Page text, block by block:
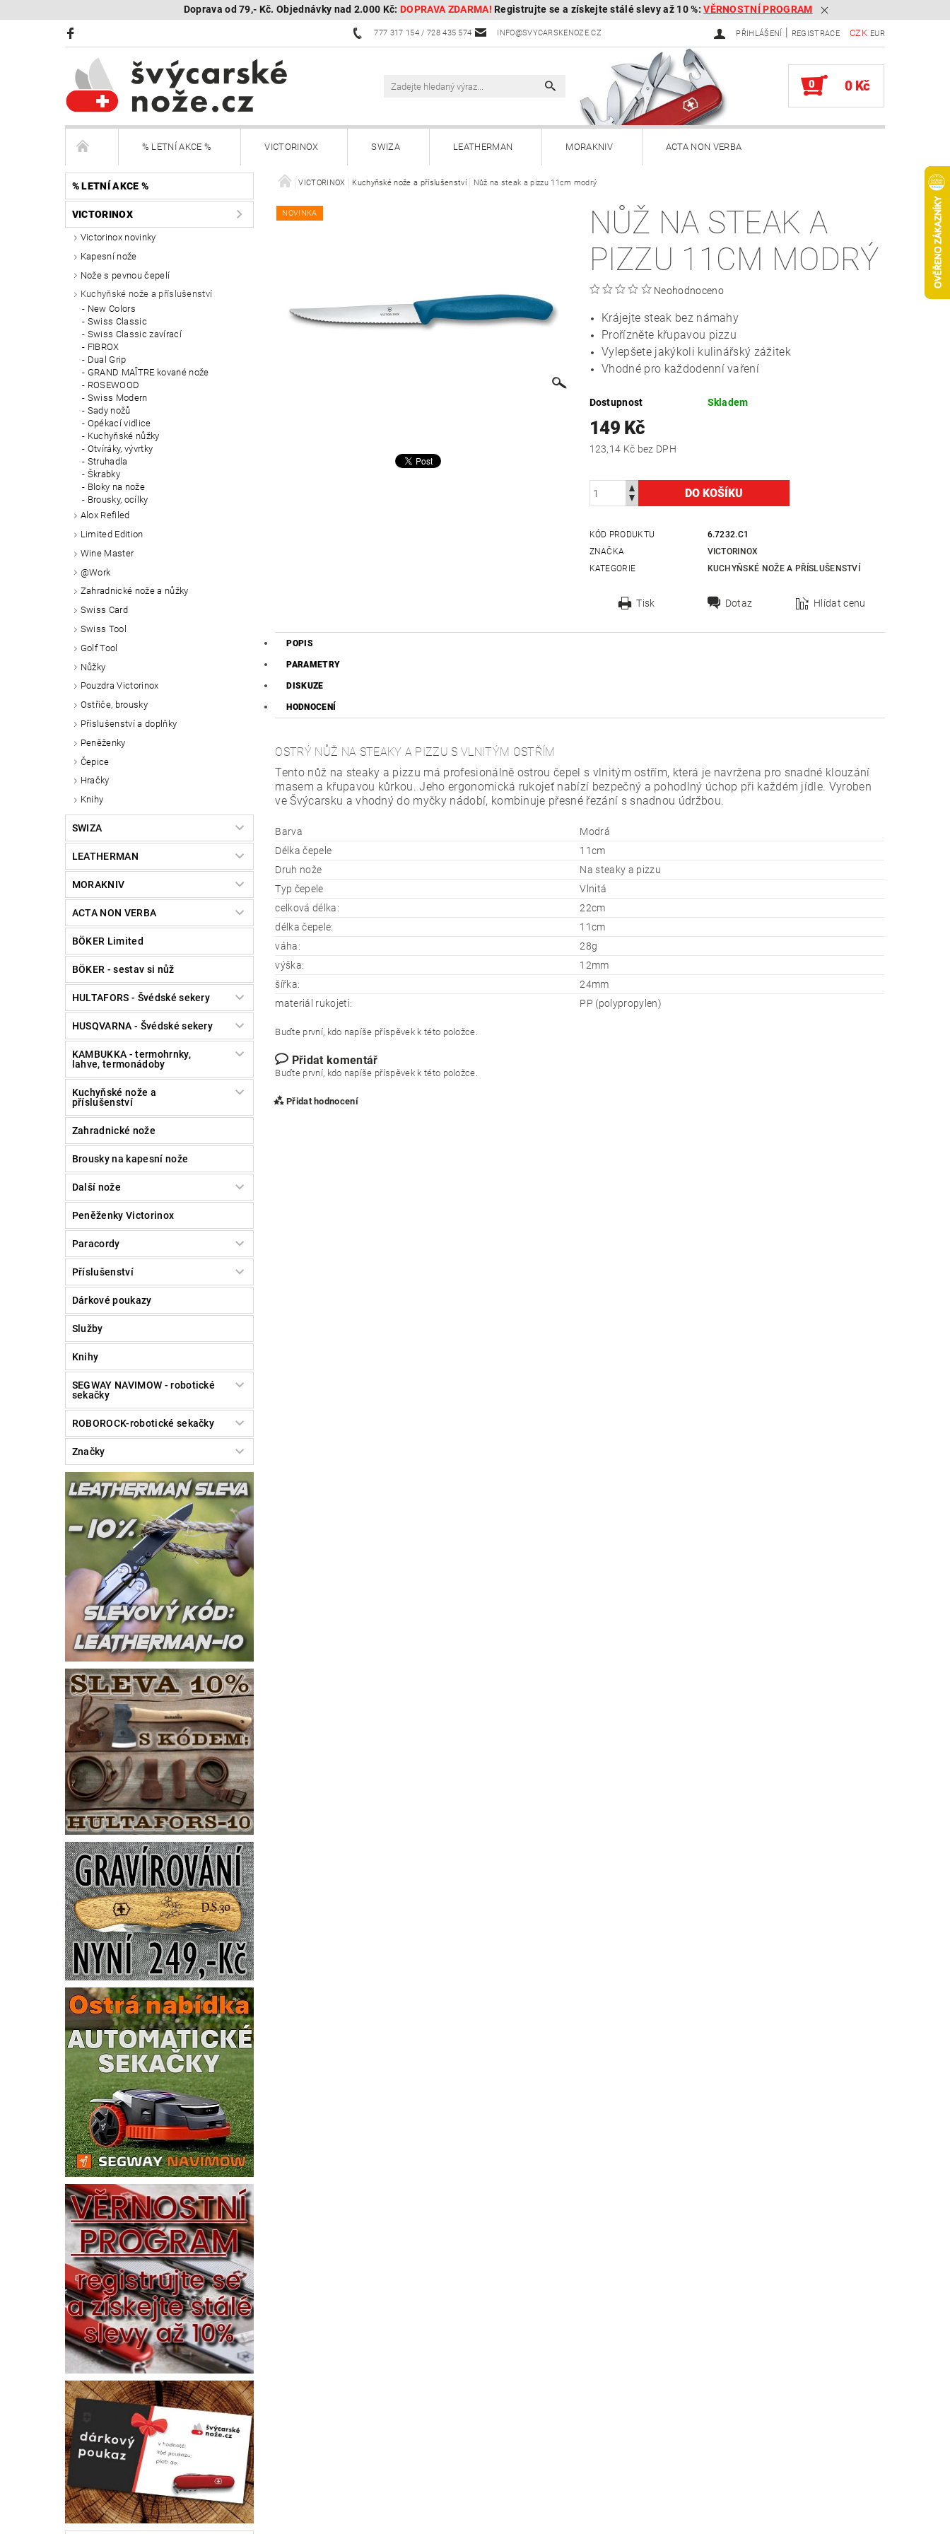
Doprava od 79,- Kč. Objednávky nad 2.000 Kč: DOPRAVA ZDARMA! Registrujte se a získejte stálé slevy až 10 %:VĚRNOSTNÍ PROGRAM
777 317 154 / 728 435 574 INFO@SVYCARSKENOZE.CZ CZK EUR
PŘIHLÁŠENÍ | REGISTRACE
0 0 Kč
% LETNÍ AKCE % VICTORINOX SWIZA LEATHERMAN MORAKNIV ACTA NON VERBA
BÖKER Limited BÖKER - sestav si nůž HULTAFORS - Švédské sekery HUSQVARNA - Švédské sekery
KAMBUKKA - termohrnky, lahve, termonádoby Brousky na kapesní nože
Další nože Dárkové poukazy Knihy
SEGWAY NAVIMOW - robotické sekačky Kontakty Vrácení, výměna zboží, reklamace
% LETNÍ AKCE %
VICTORINOX
Victorinox novinky
Kapesní nože
Nože s pevnou čepelí
Kuchyňské nože a příslušenství
New Colors
Swiss Classic
Swiss Classic zavírací
FIBROX
Dual Grip
GRAND MAÎTRE kované nože
ROSEWOOD
Swiss Modern
Sady nožů
Opékací vidlice
Kuchyňské nůžky
Otvíráky, vývrtky
Struhadla
Škrabky
Bloky na nože
Brousky, ocílky
Alox Refiled
Limited Edition
Wine Master
@Work
Zahradnické nože a nůžky
Swiss Card
Swiss Tool
Golf Tool
Nůžky
Pouzdra Victorinox
Ostřiče, brousky
Příslušenství a doplňky
Peněženky
Čepice
Hračky
Knihy
SWIZA
LEATHERMAN
MORAKNIV
ACTA NON VERBA
BÖKER Limited
BÖKER - sestav si nůž
HULTAFORS - Švédské sekery
HUSQVARNA - Švédské sekery
KAMBUKKA - termohrnky,
lahve, termonádoby
Kuchyňské nože a
příslušenství
Zahradnické nože
Brousky na kapesní nože
Další nože
Peněženky Victorinox
Paracordy
Příslušenství
Dárkové poukazy
Služby
Knihy
SEGWAY NAVIMOW - robotické
sekačky
ROBOROCK-robotické sekačky
Značky
VICTORINOX Kuchyňské nože a příslušenství Nůž na steak a pizzu 11cm modrý
NOVINKA
NŮŽ NA STEAK A
PIZZU 11CM MODRÝ
Neohodnoceno
Krájejte steak bez námahy
Prořízněte křupavou pizzu
Vylepšete jakýkoli kulinářský zážitek
Vhodné pro každodenní vaření
Dostupnost Skladem
149 Kč
123,14 Kč bez DPH
KÓD PRODUKTU
6.7232.C1
ZNAČKA
VICTORINOX
KATEGORIE
KUCHYŇSKÉ NOŽE A PŘÍSLUŠENSTVÍ
Tisk Dotaz Hlídat cenu
POPIS
PARAMETRY
DISKUZE
HODNOCENÍ
OSTRÝ NŮŽ NA STEAKY A PIZZU S VLNITÝM OSTŘÍM
Tento nůž na steaky a pizzu má profesionálně ostrou čepel s vlnitým ostřím, která je navržena pro snadné klouzání
masem a křupavou kůrkou. Jeho ergonomická rukojeť nabízí bezpečný a pohodlný úchop při každém jídle. Vyroben
ve Švýcarsku a vhodný do myčky nádobí, kombinuje přesné řezání s snadnou údržbou.
Barva
Modrá
Délka čepele
11cm
Druh nože
Na steaky a pizzu
Typ čepele
Vlnitá
celková délka:
22cm
délka čepele:
11cm
váha:
28g
výška:
12mm
šířka:
24mm
materiál rukojeti:
PP (polypropylen)
Buďte první, kdo napíše příspěvek k této položce.
Přidat komentář
Buďte první, kdo napíše příspěvek k této položce.
Přidat hodnocení